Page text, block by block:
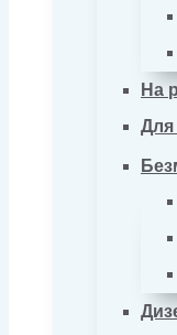
На
Для